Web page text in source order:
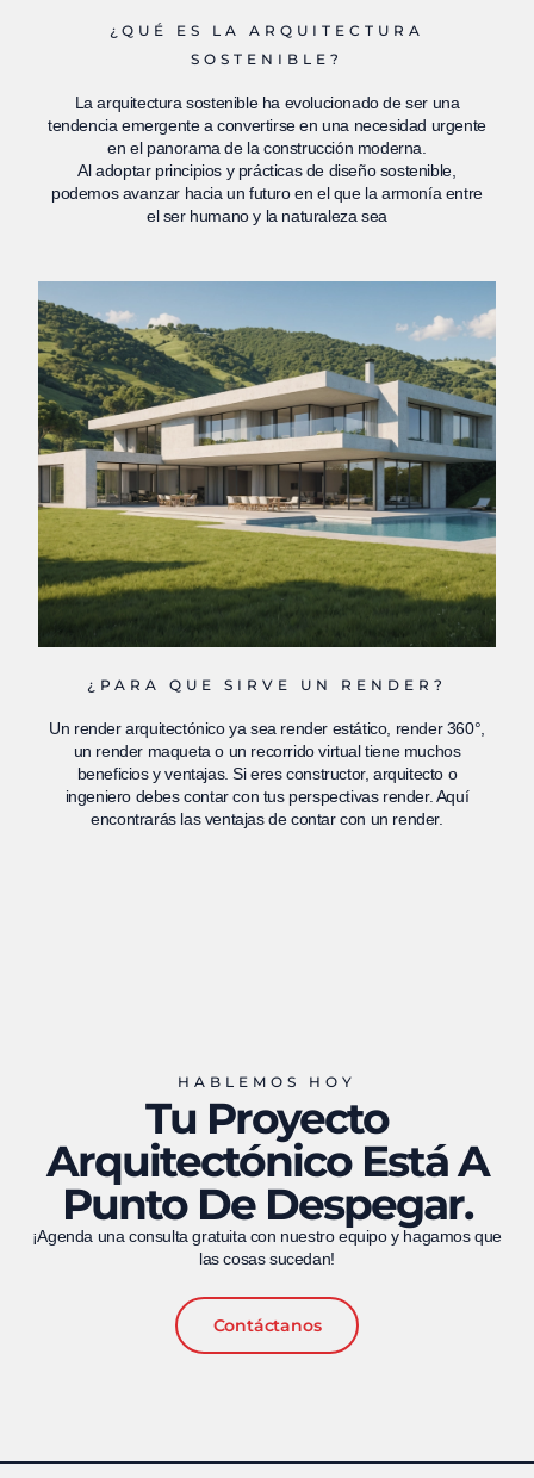
¿QUÉ ES LA ARQUITECTURA
SOSTENIBLE?
La arquitectura sostenible ha evolucionado de ser una
tendencia emergente a convertirse en una necesidad urgente
en el panorama de la construcción moderna.
Al adoptar principios y prácticas de diseño sostenible,
podemos avanzar hacia un futuro en el que la armonía entre
el ser humano y la naturaleza sea
¿PARA QUE SIRVE UN RENDER?
Un render arquitectónico ya sea render estático, render 360°,
un render maqueta o un recorrido virtual tiene muchos
beneficios y ventajas. Si eres constructor, arquitecto o
ingeniero debes contar con tus perspectivas render. Aquí
encontrarás las ventajas de contar con un render.
HABLEMOS HOY
Tu Proyecto
Arquitectónico Está A
Punto De Despegar.
¡Agenda una consulta gratuita con nuestro equipo y hagamos que
las cosas sucedan!
Contáctanos